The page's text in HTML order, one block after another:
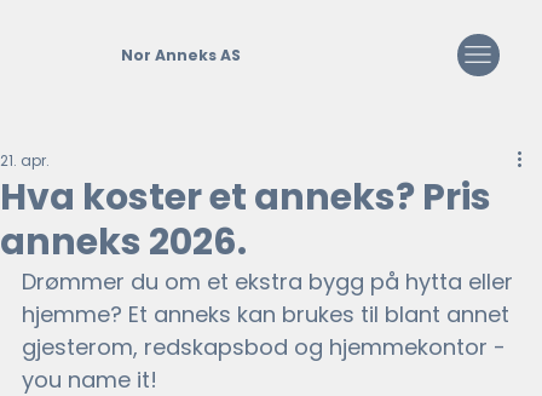
Nor Anneks AS
Hva koster et anneks? Pris
anneks 2026.
21. apr.
Drømmer du om et ekstra bygg på hytta eller
hjemme? Et anneks kan brukes til blant annet
gjesterom, redskapsbod og hjemmekontor -
you name it!